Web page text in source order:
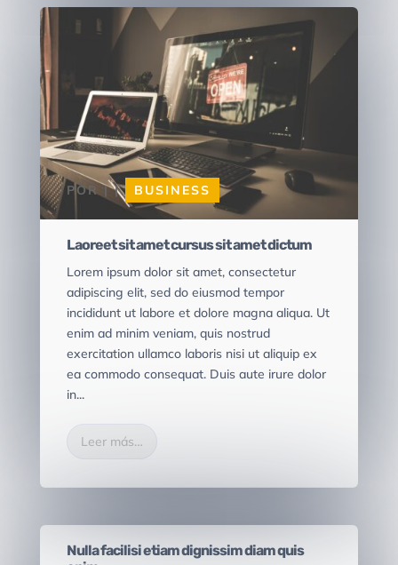
POR|| BUSINESS
Laoreet sit amet cursus sit amet dictum
Lorem ipsum dolor sit amet, consectetur
adipiscing elit, sed do eiusmod tempor
incididunt ut labore et dolore magna aliqua. Ut
enim ad minim veniam, quis nostrud
exercitation ullamco laboris nisi ut aliquip ex
ea commodo consequat. Duis aute irure dolor
in...
Leer más…
Nulla facilisi etiam dignissim diam quis